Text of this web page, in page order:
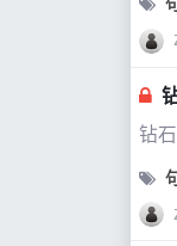
钻